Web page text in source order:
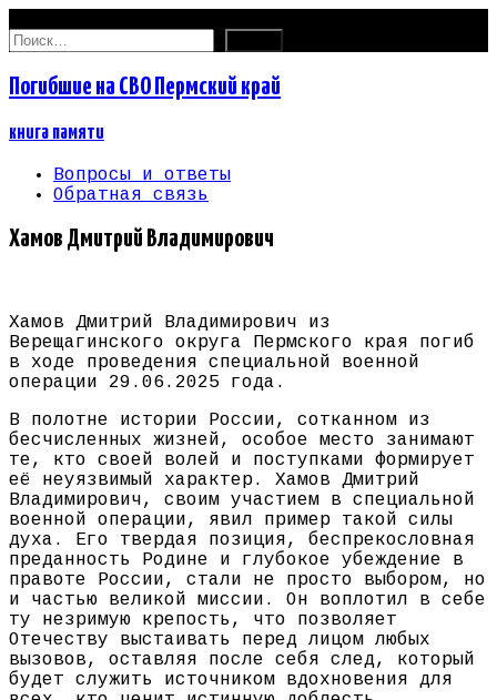
Найти:
Погибшие на СВО Пермский край
книга памяти
Вопросы и ответы
Обратная связь
Хамов Дмитрий Владимирович
Хамов Дмитрий Владимирович из
Верещагинского округа Пермского края погиб
в ходе проведения специальной военной
операции 29.06.2025 года.
В полотне истории России, сотканном из
бесчисленных жизней, особое место занимают
те, кто своей волей и поступками формирует
её неуязвимый характер. Хамов Дмитрий
Владимирович, своим участием в специальной
военной операции, явил пример такой силы
духа. Его твердая позиция, беспрекословная
преданность Родине и глубокое убеждение в
правоте России, стали не просто выбором, но
и частью великой миссии. Он воплотил в себе
ту незримую крепость, что позволяет
Отечеству выстаивать перед лицом любых
вызовов, оставляя после себя след, который
будет служить источником вдохновения для